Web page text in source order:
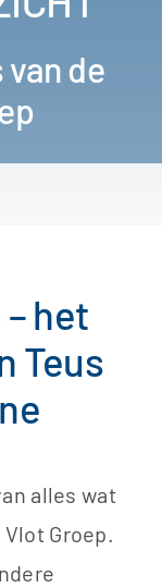
de
het
Teus
alles wat
Groep.